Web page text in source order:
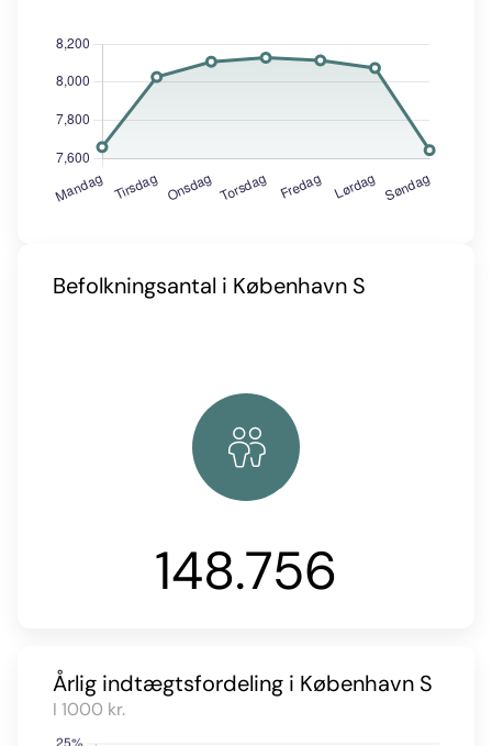
Befolkningsantal i København S
148.756
Årlig indtægtsfordeling i København S
I 1000 kr.